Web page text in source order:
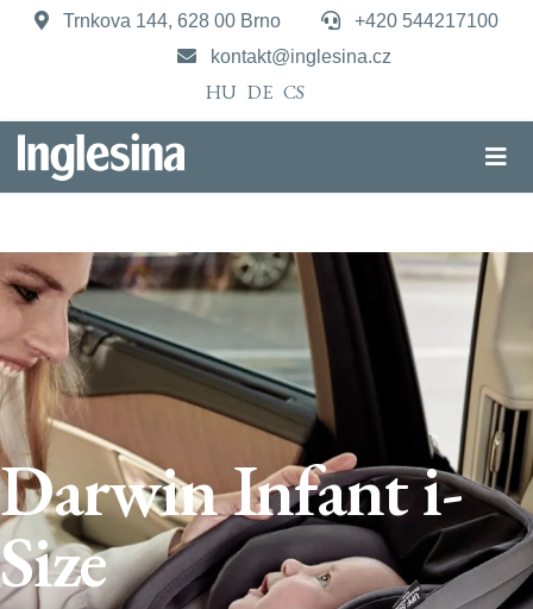
Trnkova 144, 628 00 Brno
+420 544217100
kontakt@inglesina.cz
HU DE CS
Darwin Infant i-
Size